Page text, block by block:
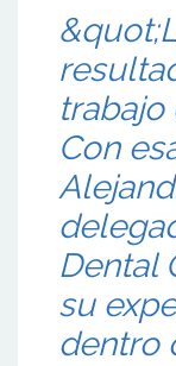
trabajo
Con
Dental
su
dentro